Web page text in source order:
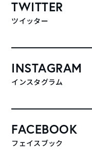
TWITTER
ツイッター
INSTAGRAM
インスタグラム
FACEBOOK
フェイスブック